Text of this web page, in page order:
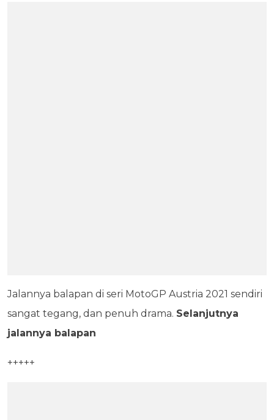
Jalannya balapan di seri MotoGP Austria 2021 sendiri
sangat tegang, dan penuh drama. Selanjutnya
jalannya balapan
+++++